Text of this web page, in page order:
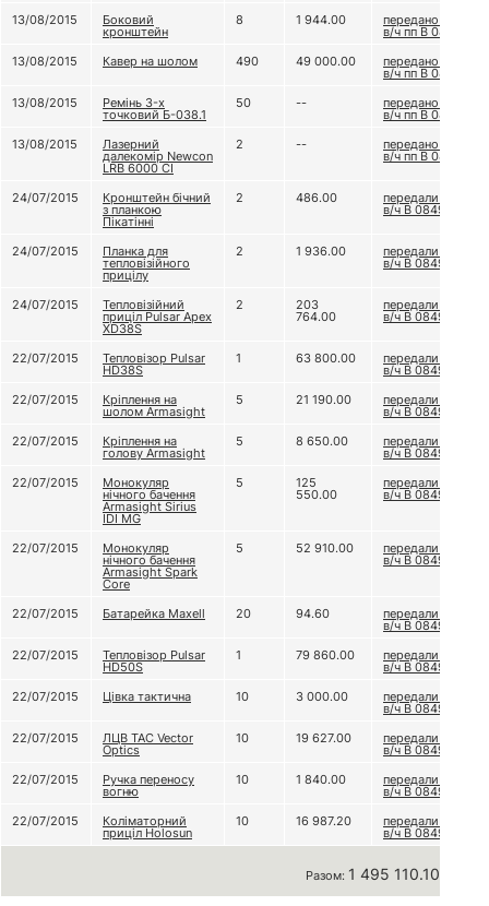
13/08/2015 Боковий
кронштейн
8 1 944.00 передано до
в/ч пп В 0849
13/08/2015
Кавер на шолом 490 49 000.00 передано до
в/ч пп В 0849
13/08/2015
Ремінь 3-х
точковий Б-038.1
50 -- передано до
в/ч пп В 0849
13/08/2015
Лазерний
далекомір Newcon
LRB 6000 CI
2 -- передано до
в/ч пп В 0849
24/07/2015 Кронштейн бічний
з планкою
Пікатінні
2 486.00 передали до
в/ч В 0849
24/07/2015 Планка для
тепловізійного
прицілу
2 1 936.00 передали до
в/ч В 0849
24/07/2015 Тепловізійний
приціл Pulsar Apex
XD38S
2 203
764.00
передали до
в/ч В 0849
22/07/2015 Тепловізор Pulsar
HD38S
1 63 800.00 передали до
в/ч В 0849
22/07/2015
Кріплення на
шолом Armasight
5 21 190.00 передали до
в/ч В 0849
22/07/2015
Кріплення на
голову Armasight
5 8 650.00 передали до
в/ч В 0849
22/07/2015
Монокуляр
нічного бачення
Armasight Sirius
IDI MG
5 125
550.00
передали до
в/ч В 0849
22/07/2015 Монокуляр
нічного бачення
Armasight Spark
Core
5 52 910.00 передали до
в/ч В 0849
22/07/2015 Батарейка Maxell 20 94.60 передали до
в/ч В 0849
22/07/2015
Тепловізор Pulsar
HD50S
1 79 860.00 передали до
в/ч В 0849
22/07/2015
Цівка тактична 10 3 000.00 передали до
в/ч В 0849
22/07/2015
ЛЦВ TAC Vector
Optics
10 19 627.00 передали до
в/ч В 0849
22/07/2015
Ручка переносу
вогню
10 1 840.00 передали до
в/ч В 0849
22/07/2015
Коліматорний
приціл Holosun
10 16 987.20 передали до
в/ч В 0849
Разом: 1 495 110.10 грн